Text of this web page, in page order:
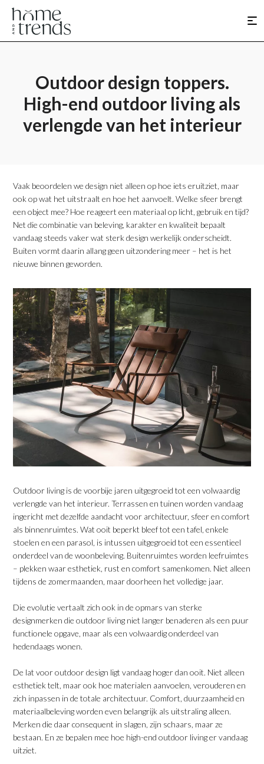
Outdoor design toppers.
High-end outdoor living als
verlengde van het interieur
​Vaak beoordelen we design niet alleen op hoe iets eruitziet, maar
ook op wat het uitstraalt en hoe het aanvoelt. Welke sfeer brengt
een object mee? Hoe reageert een materiaal op licht, gebruik en tijd?
Net die combinatie van beleving, karakter en kwaliteit bepaalt
vandaag steeds vaker wat sterk design werkelijk onderscheidt.
Buiten vormt daarin allang geen uitzondering meer – het is het
nieuwe binnen geworden.
​Outdoor living is de voorbije jaren uitgegroeid tot een volwaardig
verlengde van het interieur. Terrassen en tuinen worden vandaag
ingericht met dezelfde aandacht voor architectuur, sfeer en comfort
als binnenruimtes. Wat ooit beperkt bleef tot een tafel, enkele
stoelen en een parasol, is intussen uitgegroeid tot een essentieel
onderdeel van de woonbeleving. Buitenruimtes worden leefruimtes
– plekken waar esthetiek, rust en comfort samenkomen. Niet alleen
tijdens de zomermaanden, maar doorheen het volledige jaar.
​Die evolutie vertaalt zich ook in de opmars van sterke
designmerken die outdoor living niet langer benaderen als een puur
functionele opgave, maar als een volwaardig onderdeel van
hedendaags wonen.
​De lat voor outdoor design ligt vandaag hoger dan ooit. Niet alleen
esthetiek telt, maar ook hoe materialen aanvoelen, verouderen en
zich inpassen in de totale architectuur. Comfort, duurzaamheid en
materiaalbeleving worden even belangrijk als uitstraling alleen.
Merken die daar consequent in slagen, zijn schaars, maar ze
bestaan. En ze bepalen mee hoe high-end outdoor living er vandaag
uitziet.